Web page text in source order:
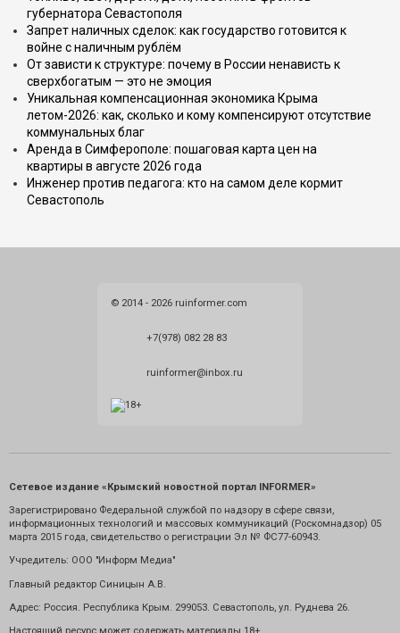
губернатора Севастополя
Запрет наличных сделок: как государство готовится к
войне с наличным рублём
От зависти к структуре: почему в России ненависть к
сверхбогатым — это не эмоция
Уникальная компенсационная экономика Крыма
летом-2026: как, сколько и кому компенсируют отсутствие
коммунальных благ
Аренда в Симферополе: пошаговая карта цен на
квартиры в августе 2026 года
Инженер против педагога: кто на самом деле кормит
Севастополь
© 2014 - 2026 ruinformer.com
+7(978) 082 28 83
ruinformer@inbox.ru
Сетевое издание «Крымский новостной портал INFORMER»
Зарегистрировано Федеральной службой по надзору в сфере связи,
информационных технологий и массовых коммуникаций (Роскомнадзор) 05
марта 2015 года, свидетельство о регистрации Эл № ФС77-60943.
Учредитель: ООО "Информ Медиа"
Главный редактор Синицын А.В.
Адрес: Россия. Республика Крым. 299053. Севастополь, ул. Руднева 26.